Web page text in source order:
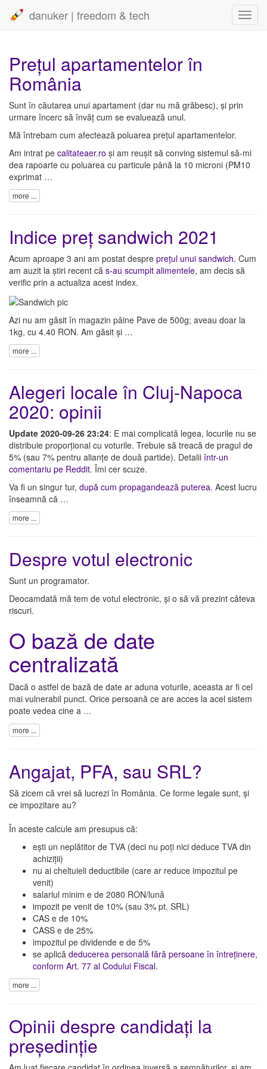
danuker | freedom & tech
Prețul apartamentelor în
România
Sunt în căutarea unui apartament (dar nu mă grăbesc), și prin
urmare încerc să învăț cum se evaluează unul.
Mă întrebam cum afectează poluarea prețul apartamentelor.
Am intrat pe calitateaer.ro și am reușit să conving sistemul să-mi
dea rapoarte cu poluarea cu particule până la 10 microni (PM10
exprimat …
more ...
Indice preț sandwich 2021
Acum aproape 3 ani am postat despre prețul unui sandwich. Cum
am auzit la știri recent că s-au scumpit alimentele, am decis să
verific prin a actualiza acest index.
Azi nu am găsit în magazin pâine Pave de 500g; aveau doar la
1kg, cu 4.40 RON. Am găsit și …
more ...
Alegeri locale în Cluj-Napoca
2020: opinii
Update 2020-09-26 23:24: E mai complicată legea, locurile nu se
distribuie proporțional cu voturile. Trebuie să treacă de pragul de
5% (sau 7% pentru alianțe de două partide). Detalii într-un
comentariu pe Reddit. Îmi cer scuze.
Va fi un singur tur, după cum propagandează puterea. Acest lucru
înseamnă că …
more ...
Despre votul electronic
Sunt un programator.
Deocamdată mă tem de votul electronic, și o să vă prezint câteva
riscuri.
O bază de date
centralizată
Dacă o astfel de bază de date ar aduna voturile, aceasta ar fi cel
mai vulnerabil punct. Orice persoană ce are acces la acel sistem
poate vedea cine a …
more ...
Angajat, PFA, sau SRL?
Să zicem că vrei să lucrezi în România. Ce forme legale sunt, și
ce impozitare au?
În aceste calcule am presupus că:
ești un neplătitor de TVA (deci nu poți nici deduce TVA din
achiziții)
nu ai cheltuieli deductibile (care ar reduce impozitul pe
venit)
salariul minim e de 2080 RON/lună
impozit pe venit de 10% (sau 3% pt. SRL)
CAS e de 10%
CASS e de 25%
impozitul pe dividende e de 5%
se aplică deducerea personală fără persoane în întreținere,
conform Art. 77 al Codului Fiscal.
more ...
Opinii despre candidați la
președinție